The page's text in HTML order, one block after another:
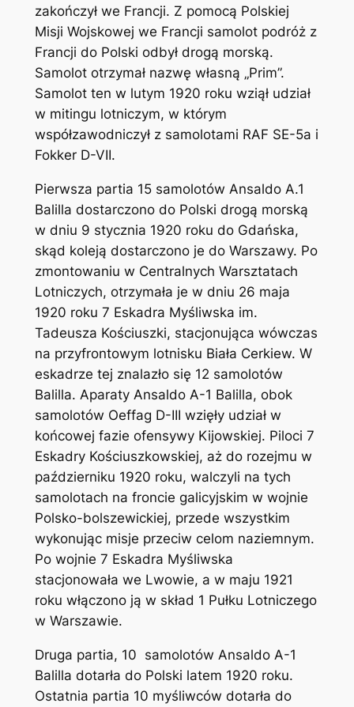
zakończył we Francji. Z pomocą Polskiej
Misji Wojskowej we Francji samolot podróż z
Francji do Polski odbył drogą morską.
Samolot otrzymał nazwę własną „Prim”.
Samolot ten w lutym 1920 roku wziął udział
w mitingu lotniczym, w którym
współzawodniczył z samolotami RAF SE-5a i
Fokker D-VII.
Pierwsza partia 15 samolotów Ansaldo A.1
Balilla dostarczono do Polski drogą morską
w dniu 9 stycznia 1920 roku do Gdańska,
skąd koleją dostarczono je do Warszawy. Po
zmontowaniu w Centralnych Warsztatach
Lotniczych, otrzymała je w dniu 26 maja
1920 roku 7 Eskadra Myśliwska im.
Tadeusza Kościuszki, stacjonująca wówczas
na przyfrontowym lotnisku Biała Cerkiew. W
eskadrze tej znalazło się 12 samolotów
Balilla. Aparaty Ansaldo A-1 Balilla, obok
samolotów Oeffag D-III wzięły udział w
końcowej fazie ofensywy Kijowskiej. Piloci 7
Eskadry Kościuszkowskiej, aż do rozejmu w
październiku 1920 roku, walczyli na tych
samolotach na froncie galicyjskim w wojnie
Polsko-bolszewickiej, przede wszystkim
wykonując misje przeciw celom naziemnym.
Po wojnie 7 Eskadra Myśliwska
stacjonowała we Lwowie, a w maju 1921
roku włączono ją w skład 1 Pułku Lotniczego
w Warszawie.
Druga partia, 10 samolotów Ansaldo A-1
Balilla dotarła do Polski latem 1920 roku.
Ostatnia partia 10 myśliwców dotarła do